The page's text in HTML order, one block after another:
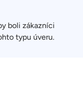
boli zákazníci
typu úveru.